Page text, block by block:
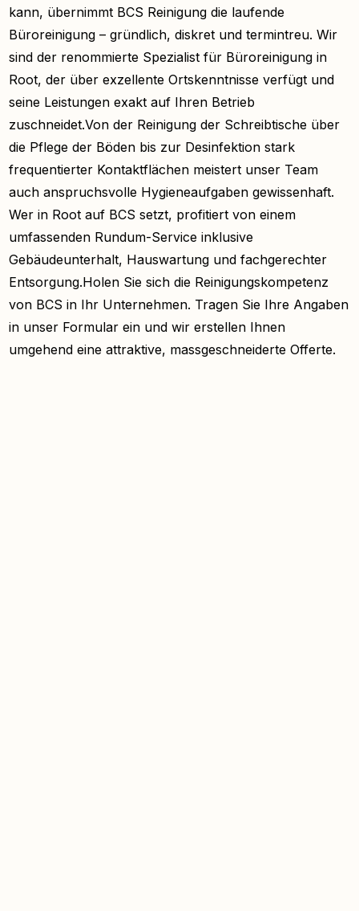
kann, übernimmt BCS Reinigung die laufende
Büroreinigung – gründlich, diskret und termintreu. Wir
sind der renommierte Spezialist für Büroreinigung in
Root, der über exzellente Ortskenntnisse verfügt und
seine Leistungen exakt auf Ihren Betrieb
zuschneidet.Von der Reinigung der Schreibtische über
die Pflege der Böden bis zur Desinfektion stark
frequentierter Kontaktflächen meistert unser Team
auch anspruchsvolle Hygieneaufgaben gewissenhaft.
Wer in Root auf BCS setzt, profitiert von einem
umfassenden Rundum-Service inklusive
Gebäudeunterhalt, Hauswartung und fachgerechter
Entsorgung.Holen Sie sich die Reinigungskompetenz
von BCS in Ihr Unternehmen. Tragen Sie Ihre Angaben
in unser Formular ein und wir erstellen Ihnen
umgehend eine attraktive, massgeschneiderte Offerte.